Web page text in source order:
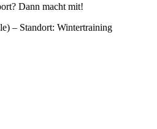
Dann macht mit!
– Standort: Wintertraining